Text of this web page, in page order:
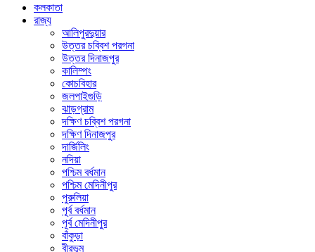
কলকাতা
রাজ্য
আলিপুরদুয়ার
উত্তর চব্বিশ পরগনা
উত্তর দিনাজপুর
কালিম্পং
কোচবিহার
জলপাইগুড়ি
ঝাড়গ্রাম
দক্ষিণ চব্বিশ পরগনা
দক্ষিণ দিনাজপুর
দার্জিলিং
নদিয়া
পশ্চিম বর্ধমান
পশ্চিম মেদিনীপুর
পুরুলিয়া
পূর্ব বর্ধমান
পূর্ব মেদিনীপুর
বাঁকুড়া
বীরভূম